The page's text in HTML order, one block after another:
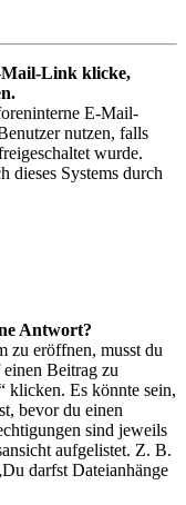
Mail-Link klicke,
E-Mail-
nutzen, falls
wurde.
dieses Systems durch
Antwort?
zu eröffnen, musst du
Beitrag zu
klicken. Es könnte sein,
bevor du einen
sind jeweils
aufgelistet. Z. B.
darfst Dateianhänge